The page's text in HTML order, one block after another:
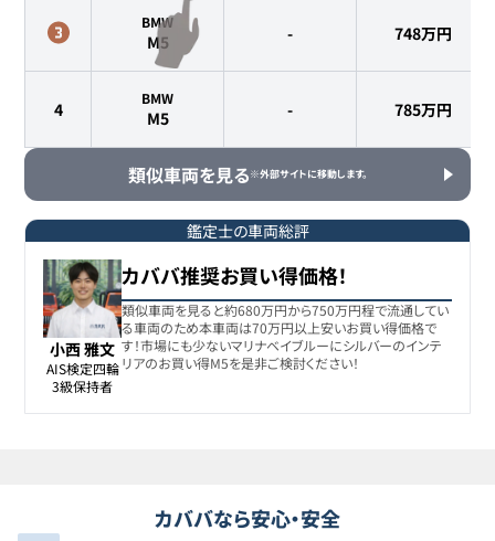
BMW
M5 - 748万円
4
BMW
M5 - 785万円
類似車両を見る※外部サイトに移動します。
鑑定士の車両総評
小西 雅文
AIS検定四輪
3級保持者
カババ推奨お買い得価格！
類似車両を見ると約680万円から750万円程で流通してい
る車両のため本車両は70万円以上安いお買い得価格で
す！市場にも少ないマリナベイブルーにシルバーのインテ
リアのお買い得M5を是非ご検討ください！
カババなら安心・安全